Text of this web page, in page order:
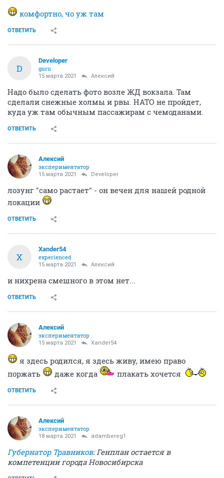
комфортно, чо уж там
ОТВЕТИТЬ
D
Developer
guru
15 марта 2021 Алексий
Надо было сделать фото возле ЖД вокзала. Там
сделали снежные холмы и рвы. НАТО не пройдет,
куда уж там обычным пассажирам с чемоданами.
ОТВЕТИТЬ
Алексий
экспериментатор
15 марта 2021 Developer
лозунг "само растает" - он вечен для нашей родной
локации
ОТВЕТИТЬ
X
Xander54
experienced
15 марта 2021 Алексий
и нихрена смешного в этом нет...
ОТВЕТИТЬ
Алексий
экспериментатор
15 марта 2021 Xander54
я здесь родился, я здесь живу, имею право
поржать
даже когда плакать хочется
ОТВЕТИТЬ
Алексий
экспериментатор
18 марта 2021 adambereg1
Губернатор Травников: Генплан остается в
компетенции города Новосибирска